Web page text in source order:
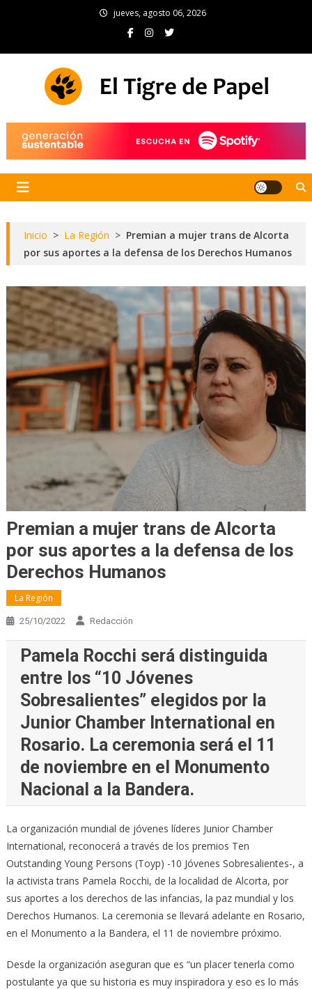
jueves, agosto 06, 2026
Inicio > La Región > Premian a mujer trans de Alcorta
por sus aportes a la defensa de los Derechos Humanos
Premian a mujer trans de Alcorta
por sus aportes a la defensa de los
Derechos Humanos
La Región
25/10/2022 Redacción
Pamela Rocchi será distinguida
entre los “10 Jóvenes
Sobresalientes” elegidos por la
Junior Chamber International en
Rosario. La ceremonia será el 11
de noviembre en el Monumento
Nacional a la Bandera.
La organización mundial de jóvenes líderes Junior Chamber
International, reconocerá a través de los premios Ten
Outstanding Young Persons (Toyp) -10 Jóvenes Sobresalientes-, a
la activista trans Pamela Rocchi, de la localidad de Alcorta, por
sus aportes a los derechos de las infancias, la paz mundial y los
Derechos Humanos. La ceremonia se llevará adelante en Rosario,
en el Monumento a la Bandera, el 11 de noviembre próximo.
Desde la organización aseguran que es “un placer tenerla como
postulante ya que su historia es muy inspiradora y eso es lo más